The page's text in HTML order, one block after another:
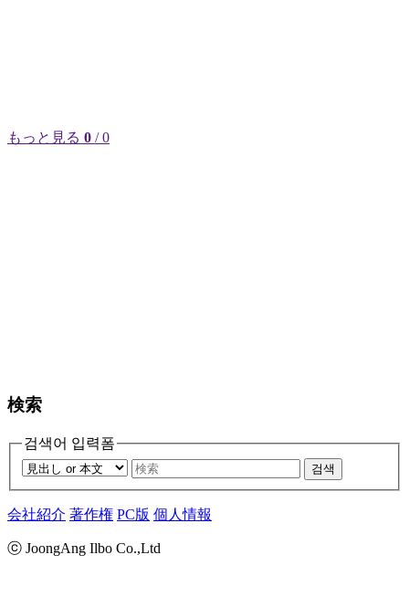
もっと見る 0 / 0
検索
검색어 입력폼
검색
会社紹介 著作権 PC版 個人情報
ⓒ JoongAng Ilbo Co.,Ltd